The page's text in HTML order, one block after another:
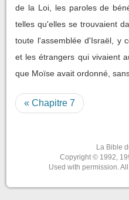
de la Loi, les paroles de
telles qu'elles se trouvaient
toute l'assemblée d'Israël, y
et les étrangers qui vivaient
que Moïse avait ordonné,
« Chapitre 7
La Bible
Copyright © 1992,
Used with permission.